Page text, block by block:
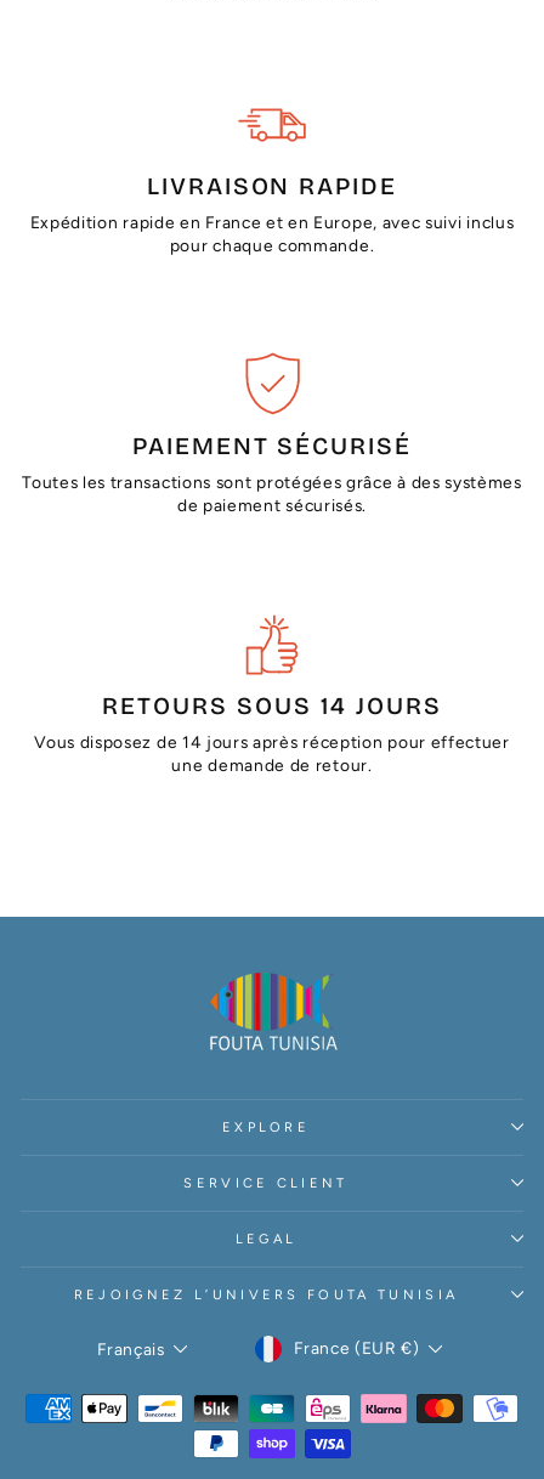
LIVRAISON RAPIDE
Expédition rapide en France et en Europe, avec suivi inclus
pour chaque commande.
PAIEMENT SÉCURISÉ
Toutes les transactions sont protégées grâce à des systèmes
de paiement sécurisés.
RETOURS SOUS 14 JOURS
Vous disposez de 14 jours après réception pour effectuer
une demande de retour.
EXPLORE
SERVICE CLIENT
LEGAL
REJOIGNEZ L’UNIVERS FOUTA TUNISIA
LANGUE
Français DEVISE
France (EUR €)